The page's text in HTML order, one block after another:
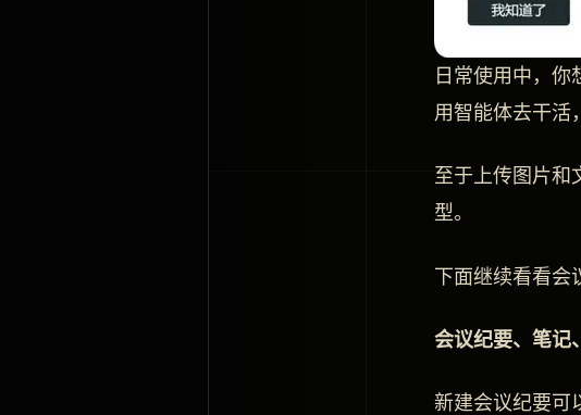
日常使用中，
用智能体去干活
至于上传图片和
型。
下面继续看看会
会议纪要、笔记
新建会议纪要可